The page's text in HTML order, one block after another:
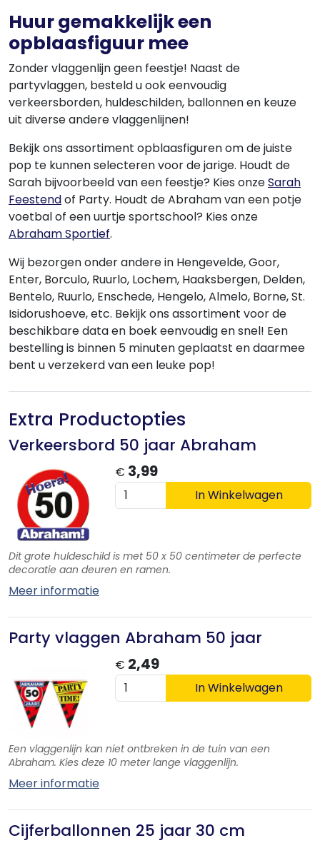
Huur gemakkelijk een
opblaasfiguur mee
Zonder vlaggenlijn geen feestje! Naast de
partyvlaggen, besteld u ook eenvoudig
verkeersborden, huldeschilden, ballonnen en keuze
uit diverse andere vlaggenlijnen!
Bekijk ons assortiment opblaasfiguren om de juiste
pop te kunnen selecteren voor de jarige. Houdt de
Sarah bijvoorbeeld van een feestje? Kies onzeSarah
Feestendof Party. Houdt de Abraham van een potje
voetbal of een uurtje sportschool? Kies onze
Abraham Sportief.
Wij bezorgen onder andere in Hengevelde, Goor,
Enter, Borculo, Ruurlo, Lochem, Haaksbergen, Delden,
Bentelo, Ruurlo, Enschede, Hengelo, Almelo, Borne, St.
Isidorushoeve, etc. Bekijk ons assortiment voor de
beschikbare data en boek eenvoudig en snel! Een
bestelling is binnen 5 minuten geplaatst en daarmee
bent u verzekerd van een leuke pop!
Extra Productopties
Verkeersbord 50 jaar Abraham
€ 3,99
In Winkelwagen
Dit grote huldeschild is met 50 x 50 centimeter de perfecte
decoratie aan deuren en ramen.
Meer informatie
Party vlaggen Abraham 50 jaar
€ 2,49
In Winkelwagen
Een vlaggenlijn kan niet ontbreken in de tuin van een
Abraham. Kies deze 10 meter lange vlaggenlijn.
Meer informatie
Cijferballonnen 25 jaar 30 cm